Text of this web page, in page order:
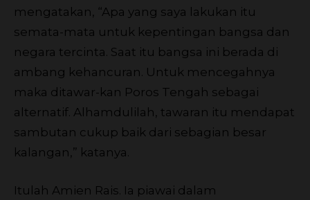
mengatakan, “Apa yang saya lakukan itu
semata-mata untuk kepentingan bangsa dan
negara tercinta. Saat itu bangsa ini berada di
ambang kehancuran. Untuk mencegahnya
maka ditawar-kan Poros Tengah sebagai
alternatif. Alhamdulilah, tawaran itu mendapat
sambutan cukup baik dari sebagian besar
kalangan,” katanya.
Itulah Amien Rais. Ia piawai dalam